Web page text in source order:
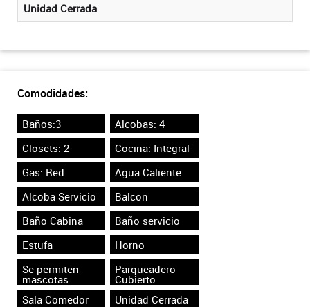
Unidad Cerrada
Comodidades:
Baños:3
Alcobas: 4
Closets: 2
Cocina: Integral
Gas: Red
Agua Caliente
Alcoba Servicio
Balcon
Baño Cabina
Baño servicio
Estufa
Horno
Se permiten
mascotas
Parqueadero
Cubierto
Sala Comedor
Unidad Cerrada